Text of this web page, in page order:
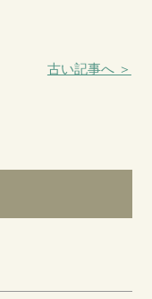
古い記事へ ＞